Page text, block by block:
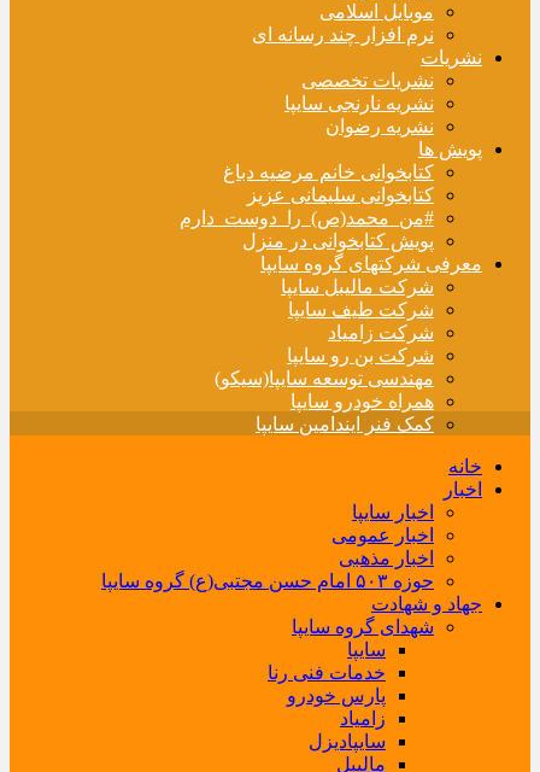
موبایل اسلامی
نرم افزار چند رسانه ای
نشریات
نشریات تخصصی
نشریه نارنجی سایپا
نشریه رضوان
پویش ها
کتابخوانی خانم مرضیه دباغ
کتابخوانی سلیمانی عزیز
#من_محمد(ص)_را_دوست_دارم
پویش کتابخوانی در منزل
معرفی شرکتهای گروه سایپا
شرکت مالیبل سایپا
شرکت طیف سایپا
شرکت زامیاد
شرکت بن رو سایپا
مهندسی توسعه سایپا(سیکو)
همراه خودرو سایپا
کمک فنر ایندامین سایپا
خانه
اخبار
اخبار سایپا
اخبار عمومی
اخبار مذهبی
حوزه ۵۰۳ امام حسن مجتبی(ع) گروه سایپا
جهاد و شهادت
شهدای گروه سایپا
سایپا
خدمات فنی رنا
پارس خودرو
زامیاد
سایپادیزل
مالیبل